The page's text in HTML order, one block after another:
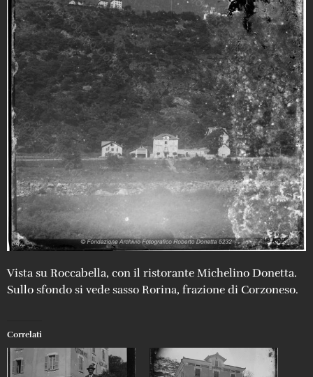
Vista su Roccabella, con il ristorante Michelino Donetta.
Sullo sfondo si vede sasso Rorina, frazione di Corzoneso.
Correlati